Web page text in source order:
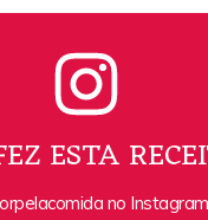
ESTA
no